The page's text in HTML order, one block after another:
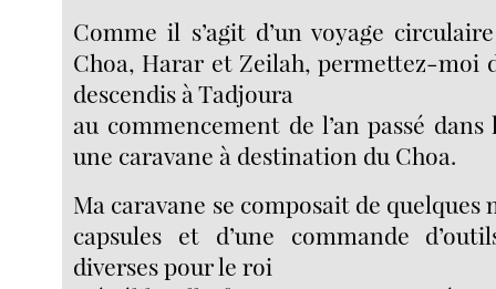
Comme il s’agit d’un voyage
Choa, Harar et Zeilah, permettez-moi
descendis à Tadjoura
au commencement de l’an passé
une caravane à destination du Choa.
Ma caravane se composait de quelques
capsules et d’une commande
diverses pour le roi